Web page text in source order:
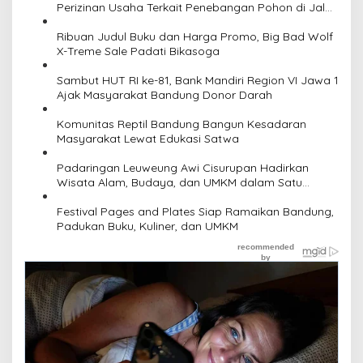
Perizinan Usaha Terkait Penebangan Pohon di Jalan
Ribuan Judul Buku dan Harga Promo, Big Bad Wolf
X-Treme Sale Padati Bikasoga
Sambut HUT RI ke-81, Bank Mandiri Region VI Jawa 1
Ajak Masyarakat Bandung Donor Darah
Komunitas Reptil Bandung Bangun Kesadaran
Masyarakat Lewat Edukasi Satwa
Padaringan Leuweung Awi Cisurupan Hadirkan
Wisata Alam, Budaya, dan UMKM dalam Satu
Festival Pages and Plates Siap Ramaikan Bandung,
Padukan Buku, Kuliner, dan UMKM